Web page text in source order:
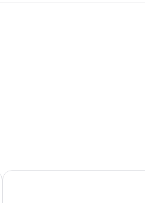
rèm cản sáng
Silverland Mây Hotel